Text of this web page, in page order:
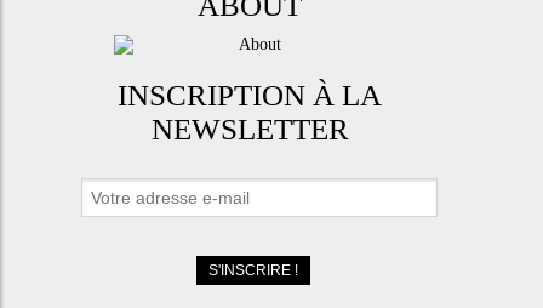
INSCRIPTION À LA
NEWSLETTER